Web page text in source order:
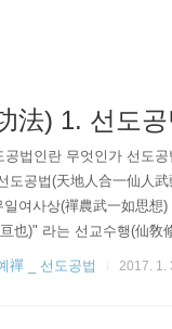
法) 1. 선도
법인란 무엇인가 선도
도공법(天地人合一仙人
여사상(禪農武一如思
也)" 라는 선교수행(仙
공법(仙道功法)은 한민
禪 _ 선도공법 2017. 1.